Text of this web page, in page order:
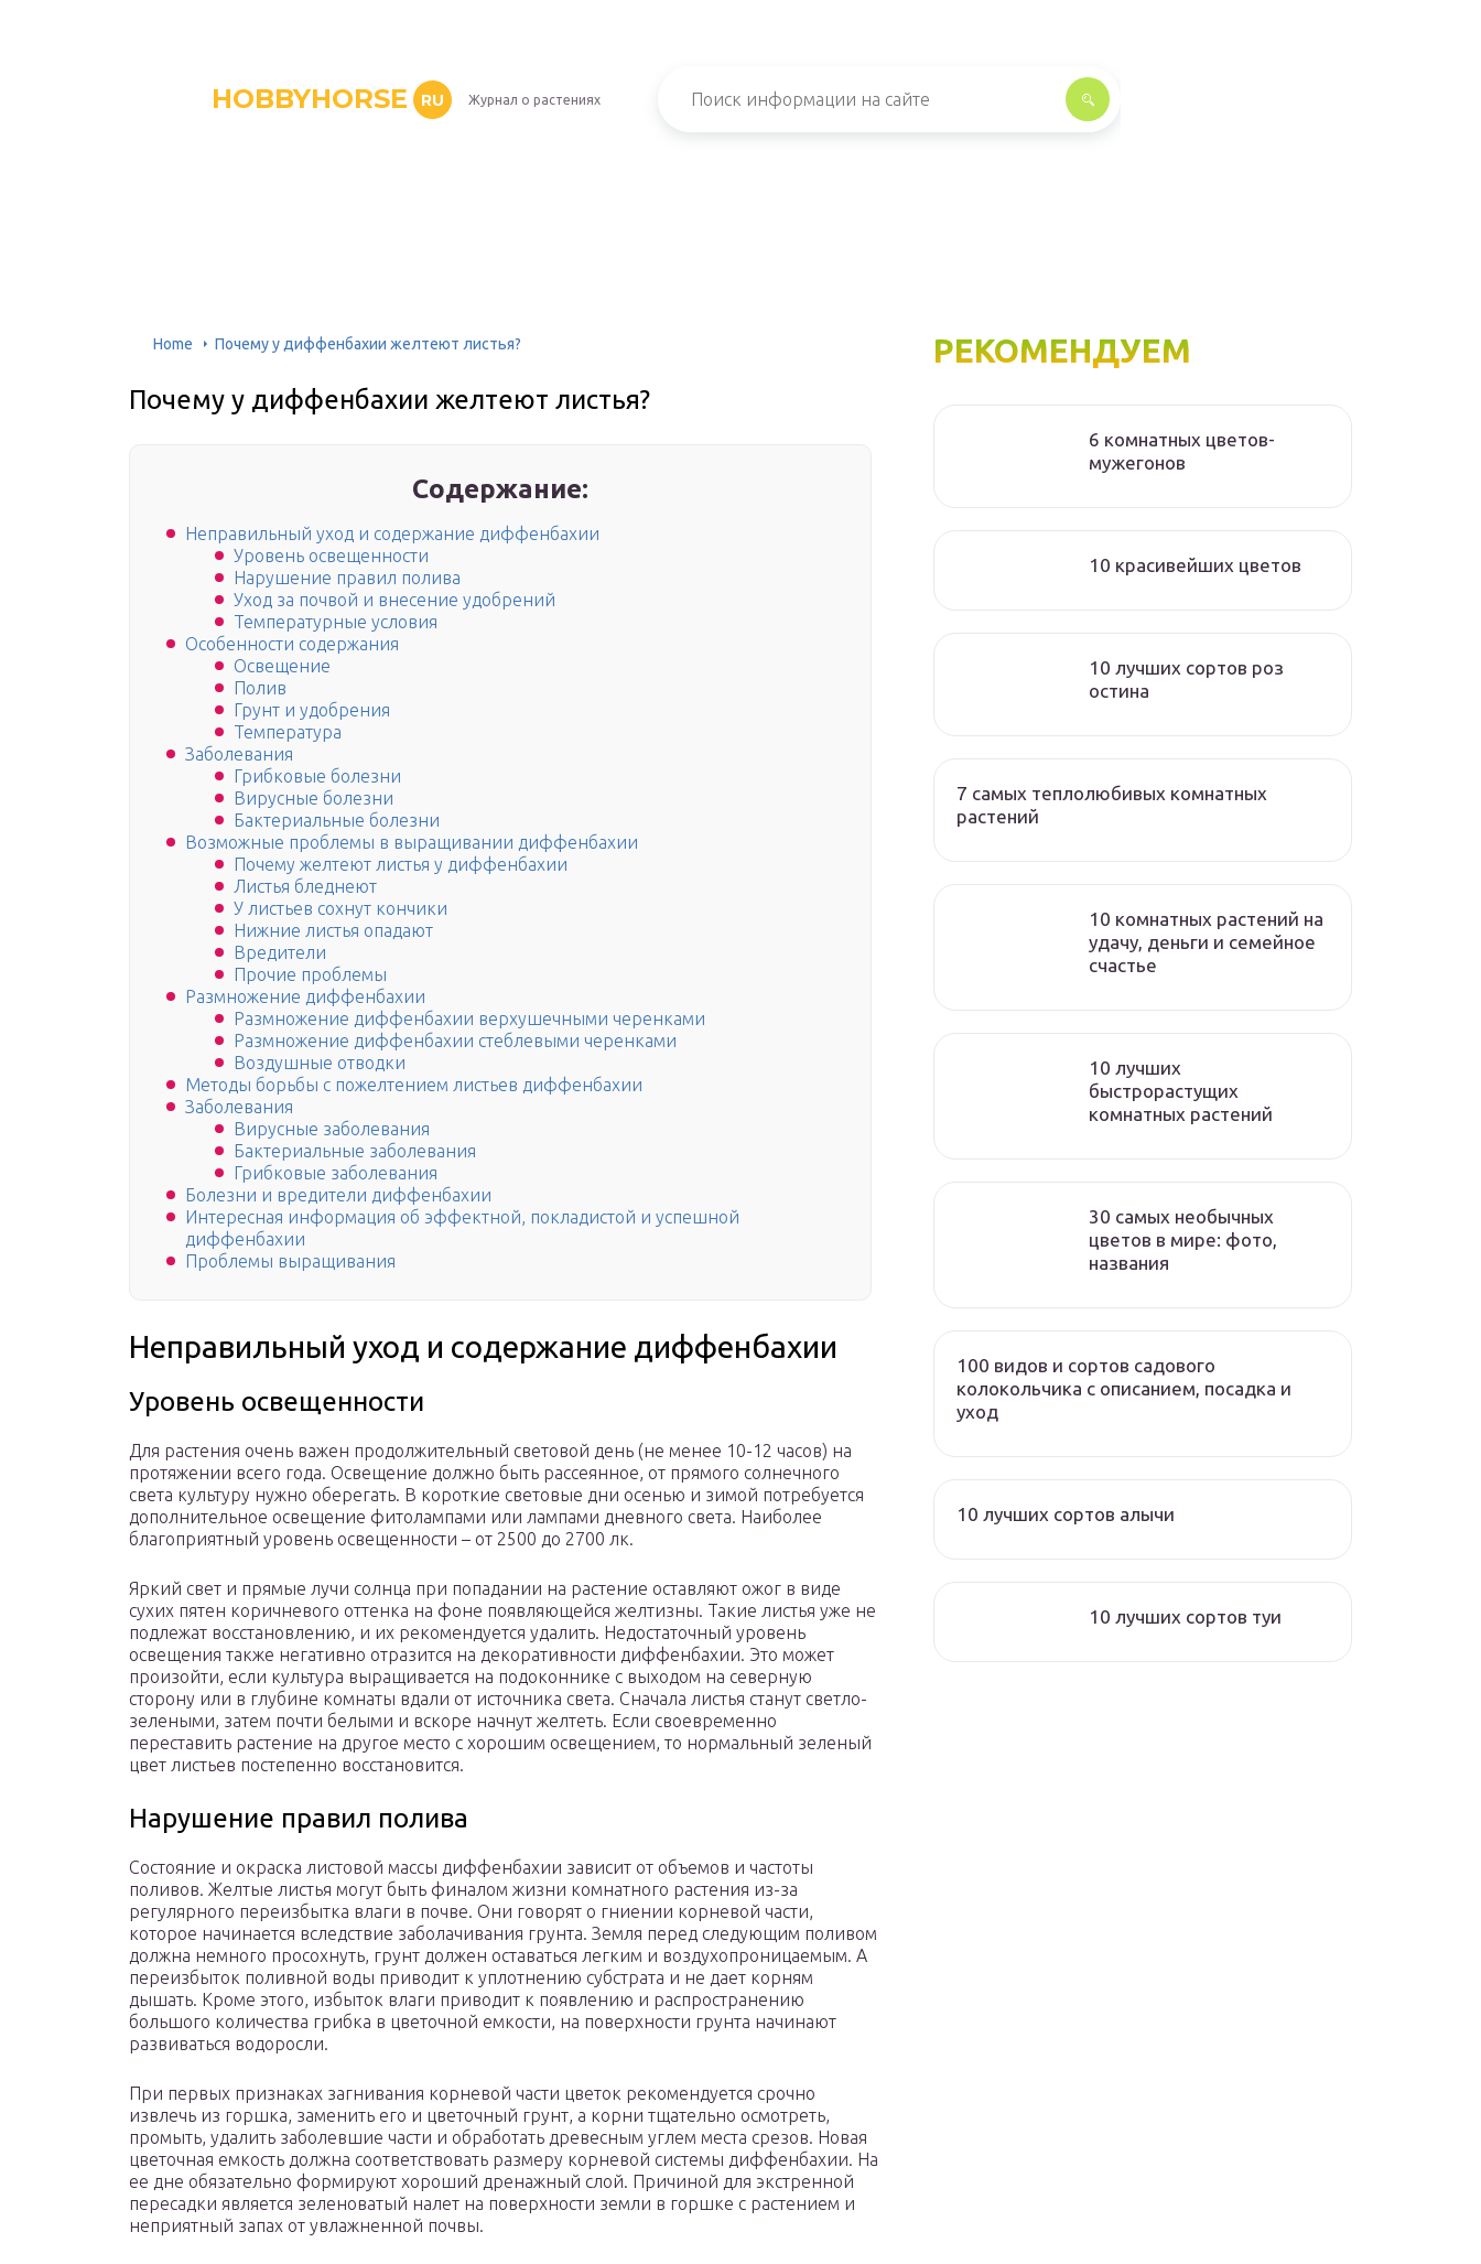
HOBBYHORSE RU Журнал о растениях
Home Почему у диффенбахии желтеют листья?
Почему у диффенбахии желтеют листья?
Содержание:
Неправильный уход и содержание диффенбахии
Уровень освещенности
Нарушение правил полива
Уход за почвой и внесение удобрений
Температурные условия
Особенности содержания
Освещение
Полив
Грунт и удобрения
Температура
Заболевания
Грибковые болезни
Вирусные болезни
Бактериальные болезни
Возможные проблемы в выращивании диффенбахии
Почему желтеют листья у диффенбахии
Листья бледнеют
У листьев сохнут кончики
Нижние листья опадают
Вредители
Прочие проблемы
Размножение диффенбахии
Размножение диффенбахии верхушечными черенками
Размножение диффенбахии стеблевыми черенками
Воздушные отводки
Методы борьбы с пожелтением листьев диффенбахии
Заболевания
Вирусные заболевания
Бактериальные заболевания
Грибковые заболевания
Болезни и вредители диффенбахии
Интересная информация об эффектной, покладистой и успешной
диффенбахии
Проблемы выращивания
Неправильный уход и содержание диффенбахии
Уровень освещенности
Для растения очень важен продолжительный световой день (не менее 10-12 часов) на
протяжении всего года. Освещение должно быть рассеянное, от прямого солнечного
света культуру нужно оберегать. В короткие световые дни осенью и зимой потребуется
дополнительное освещение фитолампами или лампами дневного света. Наиболее
благоприятный уровень освещенности – от 2500 до 2700 лк.
Яркий свет и прямые лучи солнца при попадании на растение оставляют ожог в виде
сухих пятен коричневого оттенка на фоне появляющейся желтизны. Такие листья уже не
подлежат восстановлению, и их рекомендуется удалить. Недостаточный уровень
освещения также негативно отразится на декоративности диффенбахии. Это может
произойти, если культура выращивается на подоконнике с выходом на северную
сторону или в глубине комнаты вдали от источника света. Сначала листья станут светло-
зелеными, затем почти белыми и вскоре начнут желтеть. Если своевременно
переставить растение на другое место с хорошим освещением, то нормальный зеленый
цвет листьев постепенно восстановится.
Нарушение правил полива
Состояние и окраска листовой массы диффенбахии зависит от объемов и частоты
поливов. Желтые листья могут быть финалом жизни комнатного растения из-за
регулярного переизбытка влаги в почве. Они говорят о гниении корневой части,
которое начинается вследствие заболачивания грунта. Земля перед следующим поливом
должна немного просохнуть, грунт должен оставаться легким и воздухопроницаемым. А
переизбыток поливной воды приводит к уплотнению субстрата и не дает корням
дышать. Кроме этого, избыток влаги приводит к появлению и распространению
большого количества грибка в цветочной емкости, на поверхности грунта начинают
развиваться водоросли.
При первых признаках загнивания корневой части цветок рекомендуется срочно
извлечь из горшка, заменить его и цветочный грунт, а корни тщательно осмотреть,
промыть, удалить заболевшие части и обработать древесным углем места срезов. Новая
цветочная емкость должна соответствовать размеру корневой системы диффенбахии. На
ее дне обязательно формируют хороший дренажный слой. Причиной для экстренной
пересадки является зеленоватый налет на поверхности земли в горшке с растением и
неприятный запах от увлажненной почвы.
РЕКОМЕНДУЕМ
6 комнатных цветов-
мужегонов
10 красивейших цветов
10 лучших сортов роз
остина
7 самых теплолюбивых комнатных
растений
10 комнатных растений на
удачу, деньги и семейное
счастье
10 лучших
быстрорастущих
комнатных растений
30 самых необычных
цветов в мире: фото,
названия
100 видов и сортов садового
колокольчика с описанием, посадка и
уход
10 лучших сортов алычи
10 лучших сортов туи